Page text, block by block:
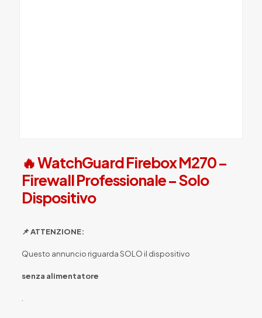
🔥 WatchGuard Firebox M270 –
Firewall Professionale – Solo
Dispositivo
📌 ATTENZIONE:
Questo annuncio riguarda SOLO il dispositivo
senza alimentatore